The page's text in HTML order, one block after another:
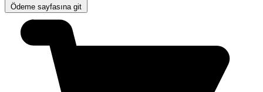
Ödeme sayfasına git